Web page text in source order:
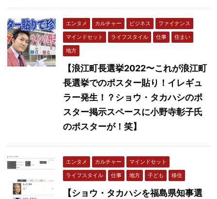
エンタメ カルチャー ビジネス
ファイナンス
マインドセット
ライフスタイル 仕事
住まい
地方
【浪江町長選挙2022〜これが浪江町
長選挙でのポスター貼り！イレギュ
ラー発生！？ショウ・タカハシのポ
スター掲示スペースに小野寺彰子氏
のポスターが！笑】
エンタメ カルチャー
マインドセット
ライフスタイル
仕事 地方 子ども 移住
【ショウ・タカハシを福島県知事選